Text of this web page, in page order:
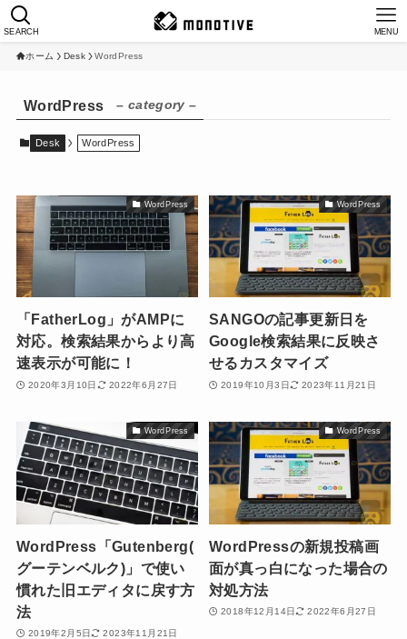
SEARCH MENU
ホーム Desk WordPress
WordPress – category –
Desk WordPress
WordPress
「FatherLog」がAMPに
対応。検索結果からより高
速表示が可能に！
2020年3月10日 2022年6月27日
WordPress
SANGOの記事更新日を
Google検索結果に反映さ
せるカスタマイズ
2019年10月3日 2023年11月21日
WordPress
WordPress「Gutenberg(
グーテンベルク)」で使い
慣れた旧エディタに戻す方
法
2019年2月5日 2023年11月21日
WordPress
WordPressの新規投稿画
面が真っ白になった場合の
対処方法
2018年12月14日 2022年6月27日